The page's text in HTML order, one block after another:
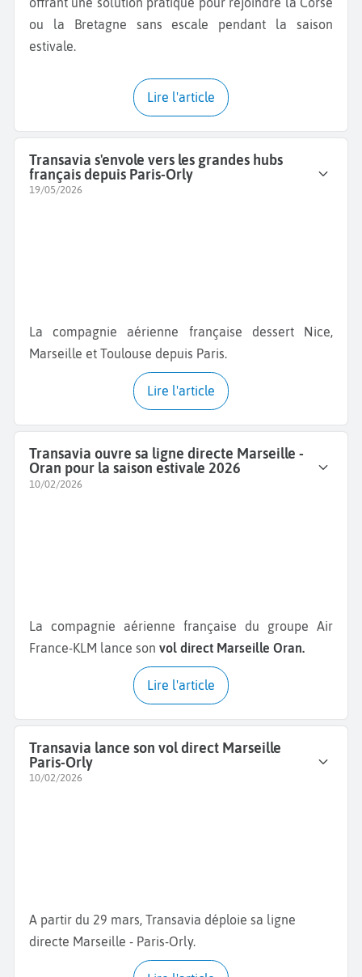
ou la Bretagne sans escale pendant la saison
estivale.
Lire l'article
Transavia s'envole vers les grandes hubs
français depuis Paris-Orly
19/05/2026
La compagnie aérienne française dessert Nice,
Marseille et Toulouse depuis Paris.
Lire l'article
Transavia ouvre sa ligne directe Marseille -
Oran pour la saison estivale 2026
10/02/2026
La compagnie aérienne française du groupe Air
France-KLM lance son vol direct Marseille Oran.
Lire l'article
Transavia lance son vol direct Marseille
Paris-Orly
10/02/2026
A partir du 29 mars, Transavia déploie sa ligne
directe Marseille - Paris-Orly.